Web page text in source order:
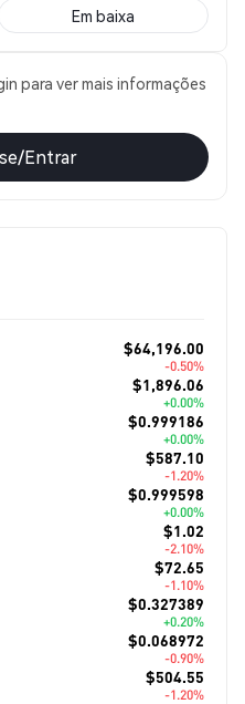
Em baixa
para ver mais informações
Entrar
$64,196.00
-0.50%
$1,896.06
+0.00%
$0.999186
+0.00%
$587.10
-1.20%
$0.999598
+0.00%
$1.02
-2.10%
$72.65
-1.10%
$0.327389
+0.20%
$0.068972
-0.90%
$504.55
-1.20%